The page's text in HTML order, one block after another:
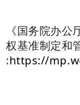
《国务院办
权基准制定和
:https://